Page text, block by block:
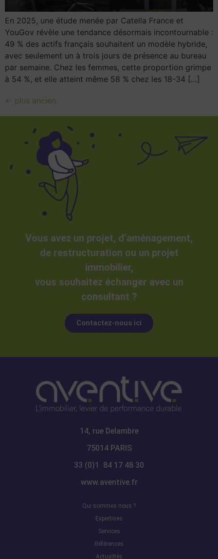
En 2025, une étude menée par Catella France et
YouGov révèle une tendance désormais incontournable :
49 % des actifs français souhaitent un modèle hybride,
avec seulement un à trois jours de présence au bureau
par semaine. Chez les femmes, cette proportion grimpe
à 54 %, et elle atteint même 58 % chez les 18-34 […]
← plus ancien
Vous avez un projet, d’aménagement,
de restructuration ou un projet
immobilier,
vous souhaitez échanger avec un
consultant ?
Contactez-nous ici
14, rue Delambre
75014 PARIS
33 (0)1 84 17 48 30
www.aventive.fr
Qui sommes nous ?
Expertises
Services
Références
Actualités